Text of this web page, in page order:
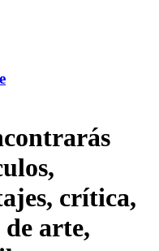
crítica,
de arte,